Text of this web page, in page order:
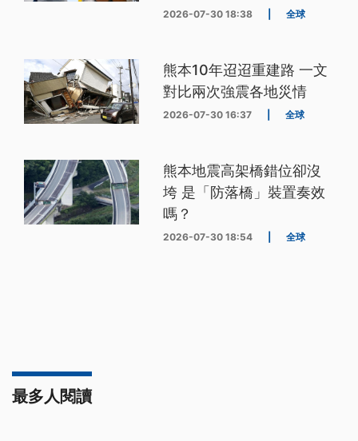
2026-07-30 18:38 全球
熊本10年迢迢重建路 一文
對比兩次強震各地災情
2026-07-30 16:37 全球
熊本地震高架橋錯位卻沒
垮 是「防落橋」裝置奏效
嗎？
2026-07-30 18:54 全球
最多人閱讀